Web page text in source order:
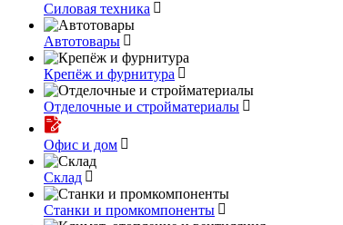
Силовая техника
Автотовары
Крепёж и фурнитура
Отделочные и стройматериалы
Офис и дом
Склад
Станки и промкомпоненты